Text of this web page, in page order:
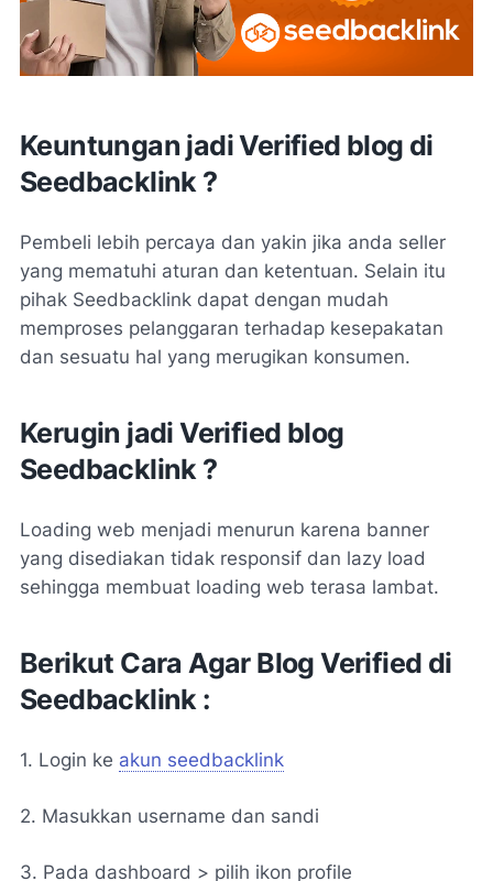
Keuntungan jadi Verified blog di
Seedbacklink ?
Pembeli lebih percaya dan yakin jika anda seller
yang mematuhi aturan dan ketentuan. Selain itu
pihak Seedbacklink dapat dengan mudah
memproses pelanggaran terhadap kesepakatan
dan sesuatu hal yang merugikan konsumen.
Kerugin jadi Verified blog
Seedbacklink ?
Loading web menjadi menurun karena banner
yang disediakan tidak responsif dan lazy load
sehingga membuat loading web terasa lambat.
Berikut Cara Agar Blog Verified di
Seedbacklink :
1. Login ke akun seedbacklink
2. Masukkan username dan sandi
3. Pada dashboard > pilih ikon profile